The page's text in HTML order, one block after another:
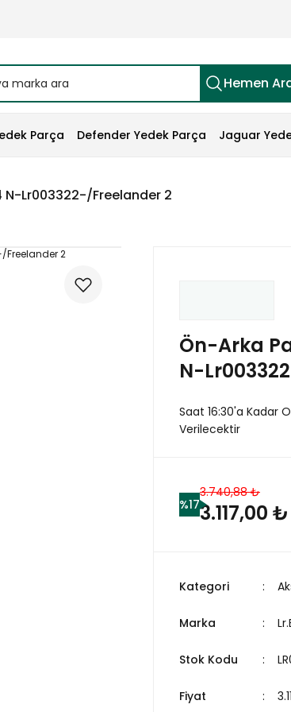
Hemen
Parça Defender Yedek Parça Jaguar
N-Lr003322-/Freelander 2
Ön-Arka
N-
Saat 16:30'a Kadar
Verilecektir
%17
3.740,88 ₺
3.117,00 ₺
Kategori
Marka
Stok Kodu
Fiyat